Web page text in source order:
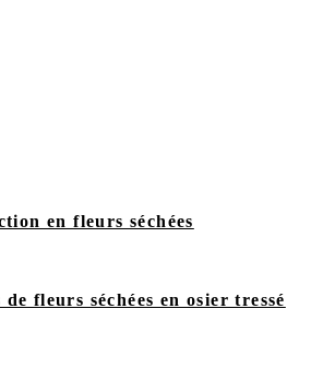
en fleurs séchées
fleurs séchées en osier tressé